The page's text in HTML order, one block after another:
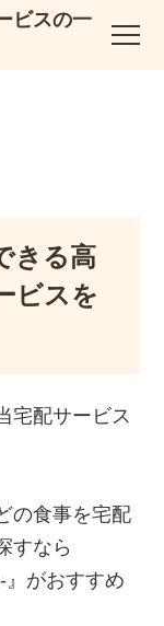
ビスの一
きる高
ビスを
宅配サービス
の食事を宅配
すなら
』がおすすめ